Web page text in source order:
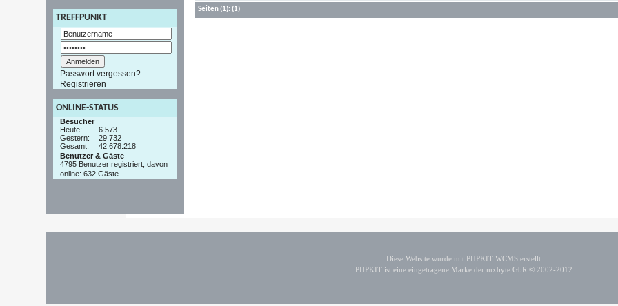
TREFFPUNKT
Passwort vergessen?
Registrieren
ONLINE-STATUS
Besucher
Heute:
6.573
Gestern:
29.732
Gesamt:
42.678.218
Benutzer & Gäste
4795 Benutzer registriert, davon
online: 632 Gäste
Seiten(1):(1)
Diese Website wurde mit PHPKIT WCMS erstellt
PHPKIT ist eine eingetragene Marke der mxbyte GbR © 2002-2012